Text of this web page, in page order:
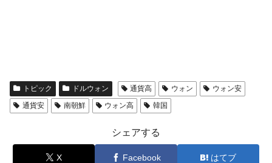
トピック ドルウォン 通貨高 ウォン
ウォン安
通貨安
南朝鮮 ウォン高 韓国
シェアする
X Facebook はてブ